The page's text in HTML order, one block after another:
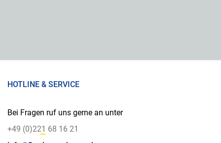
HOTLINE & SERVICE
Bei Fragen ruf uns gerne an unter
+49 (0)221 68 16 21